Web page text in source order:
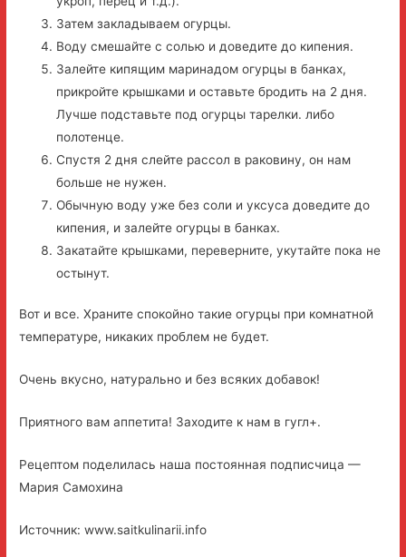
Затем закладываем огурцы.
Воду смешайте с солью и доведите до кипения.
Залейте кипящим маринадом огурцы в банках,
прикройте крышками и оставьте бродить на 2 дня.
Лучше подставьте под огурцы тарелки. либо
полотенце.
Спустя 2 дня слейте рассол в раковину, он нам
больше не нужен.
Обычную воду уже без соли и уксуса доведите до
кипения, и залейте огурцы в банках.
Закатайте крышками, переверните, укутайте пока не
остынут.
Вот и все. Храните спокойно такие огурцы при комнатной
температуре, никаких проблем не будет.
Очень вкусно, натурально и без всяких добавок!
Приятного вам аппетита! Заходите к нам в гугл+.
Рецептом поделилась наша постоянная подписчица —
Мария Самохина
Источник: www.saitkulinarii.info